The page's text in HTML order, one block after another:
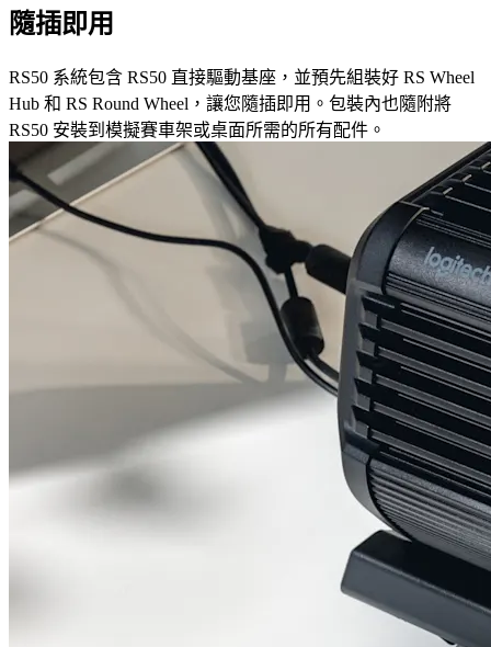
隨插即用
RS50 系統包含 RS50 直接驅動基座，並預先組裝好 RS Wheel
Hub 和 RS Round Wheel，讓您隨插即用。包裝內也隨附將
RS50 安裝到模擬賽車架或桌面所需的所有配件。